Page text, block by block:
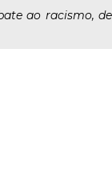
ao racismo,